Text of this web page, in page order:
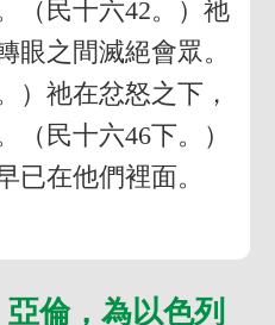
（民十六42。）祂
眼之間滅絕會眾。
）祂在忿怒之下，
（民十六46下。）
已在他們裡面。
倫，為以色列